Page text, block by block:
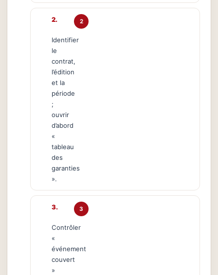
2
Identifier
le
contrat,
l’édition
et la
période
;
ouvrir
d’abord
«
tableau
des
garanties
».
3
Contrôler
«
événement
couvert
»